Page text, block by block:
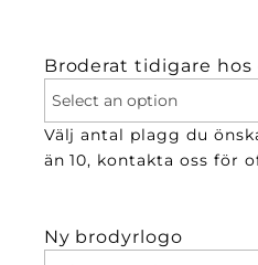
Broderat tidigare hos
Välj antal plagg du
än 10, kontakta oss för
Ny brodyrlogo